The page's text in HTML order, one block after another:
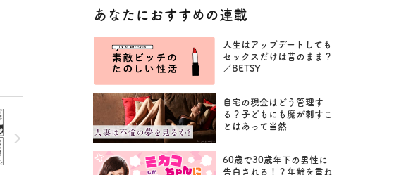
あなたにおすすめの連載
人生はアップデートしても
セックスだけは昔のまま？
／BETSY
自宅の現金はどう管理す
る？子どもにも魔が刺すこ
とはあって当然
60歳で30歳年下の男性に
告白される！？年齢を重ね